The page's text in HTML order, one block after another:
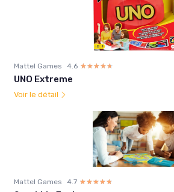
Mattel Games 4.6 ☆☆☆☆☆
★★★★★
UNO Extreme
Voir le détail
Mattel Games 4.7 ☆☆☆☆☆
★★★★★